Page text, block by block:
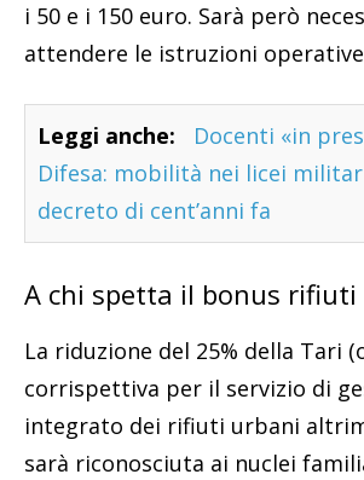
i 50 e i 150 euro. Sarà però
attendere le istruzioni
Leggi anche:
Docenti «in
Difesa: mobilità nei licei
decreto di cent’anni fa
A chi spetta il bonus rifiuti
La riduzione del 25% della Tari
corrispettiva per il servizio di
integrato dei rifiuti urbani
sarà riconosciuta ai nuclei